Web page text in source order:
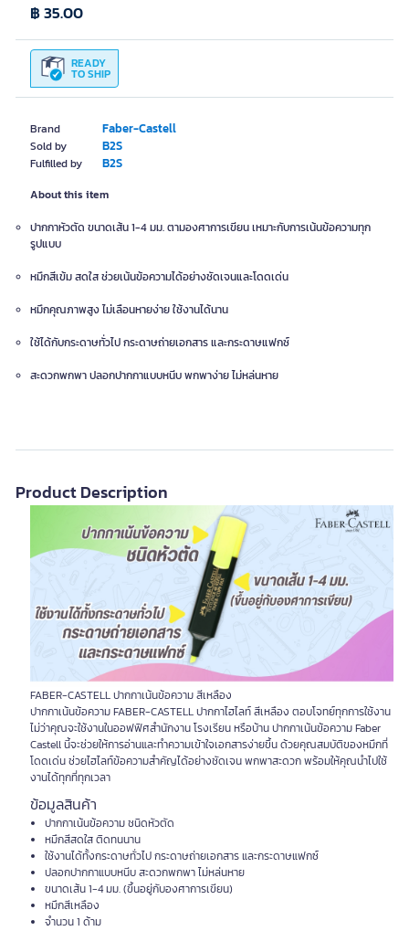
Brand Faber-Castell
Sold by B2S
Fulfilled by B2S
READY
TO SHIP
฿ 35.00
About this item
ปากกาหัวตัด ขนาดเส้น 1-4 มม. ตามองศาการเขียน เหมาะกับการเน้นข้อความทุก
รูปแบบ
หมึกสีเข้ม สดใส ช่วยเน้นข้อความได้อย่างชัดเจนและโดดเด่น
หมึกคุณภาพสูง ไม่เลือนหายง่าย ใช้งานได้นาน
ใช้ได้กับกระดาษทั่วไป กระดาษถ่ายเอกสาร และกระดาษแฟกซ์
สะดวกพกพา ปลอกปากกาแบบหนีบ พกพาง่าย ไม่หล่นหาย
Product Description
FABER-CASTELL ปากกาเน้นข้อความ สีเหลือง
ปากกาเน้นข้อความ FABER-CASTELL ปากกาไฮไลท์ สีเหลือง ตอบโจทย์ทุกการใช้งาน
ไม่ว่าคุณจะใช้งานในออฟฟิศสำนักงาน โรงเรียน หรือบ้าน ปากกาเน้นข้อความ Faber
Castell นี้จะช่วยให้การอ่านและทำความเข้าใจเอกสารง่ายขึ้น ด้วยคุณสมบัติของหมึกที่
โดดเด่น ช่วยไฮไลท์ข้อความสำคัญได้อย่างชัดเจน พกพาสะดวก พร้อมให้คุณนำไปใช้
งานได้ทุกที่ทุกเวลา
ข้อมูลสินค้า
ปากกาเน้นข้อความ ชนิดหัวตัด
หมึกสีสดใส ติดทนนาน
ใช้งานได้ทั้งกระดาษทั่วไป กระดาษถ่ายเอกสาร และกระดาษแฟกซ์
ปลอกปากกาแบบหนีบ สะดวกพกพา ไม่หล่นหาย
ขนาดเส้น 1-4 มม. (ขึ้นอยู่กับองศาการเขียน)
หมึกสีเหลือง
จำนวน 1 ด้าม